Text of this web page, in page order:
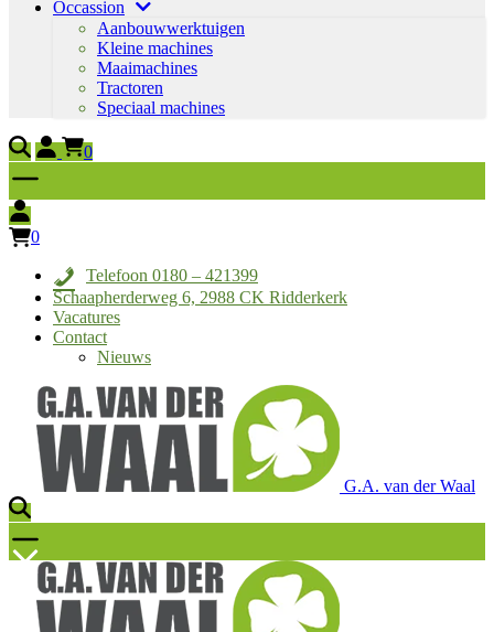
Occassion
Aanbouwwerktuigen
Kleine machines
Maaimachines
Tractoren
Speciaal machines
0
0
Telefoon 0180 – 421399
Schaapherderweg 6, 2988 CK Ridderkerk
Vacatures
Contact
Nieuws
G.A. van der Waal